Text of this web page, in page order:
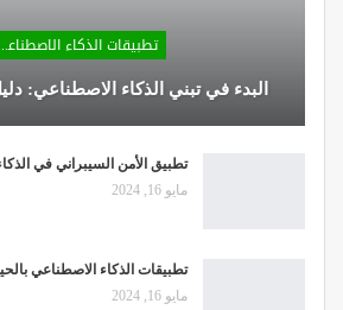
تطبيقات الذكاء الاصطناعي
البدء في تبني الذكاء الاصطناعي:
تطبيق الأمن السيبراني في
مايو 16, 2024
تطبيقات الذكاء الاصطناعي
مايو 16, 2024